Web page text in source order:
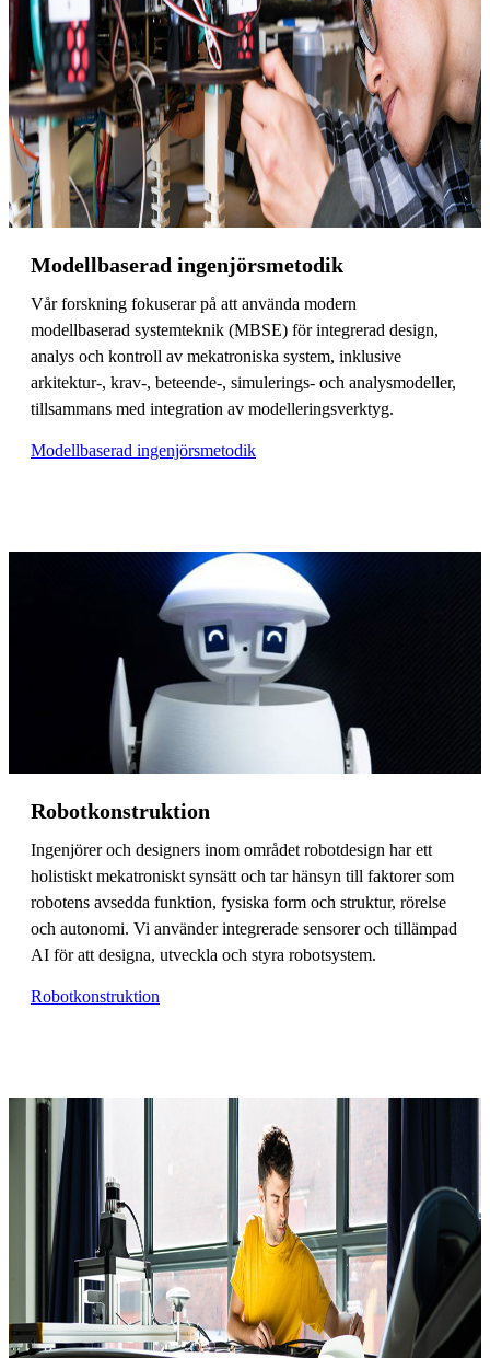
Modellbaserad ingenjörsmetodik
Vår forskning fokuserar på att använda modern
modellbaserad systemteknik (MBSE) för integrerad design,
analys och kontroll av mekatroniska system, inklusive
arkitektur-, krav-, beteende-, simulerings- och analysmodeller,
tillsammans med integration av modelleringsverktyg.
Modellbaserad ingenjörsmetodik
Robotkonstruktion
Ingenjörer och designers inom området robotdesign har ett
holistiskt mekatroniskt synsätt och tar hänsyn till faktorer som
robotens avsedda funktion, fysiska form och struktur, rörelse
och autonomi. Vi använder integrerade sensorer och tillämpad
AI för att designa, utveckla och styra robotsystem.
Robotkonstruktion